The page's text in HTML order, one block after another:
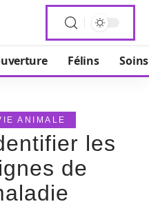
Félins Soins
ANIMALE
les
de